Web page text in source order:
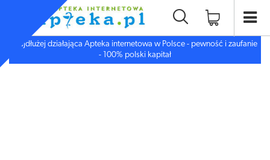
Najdłużej działająca Apteka internetowa w Polsce - pewność i zaufanie
- 100% polski kapitał